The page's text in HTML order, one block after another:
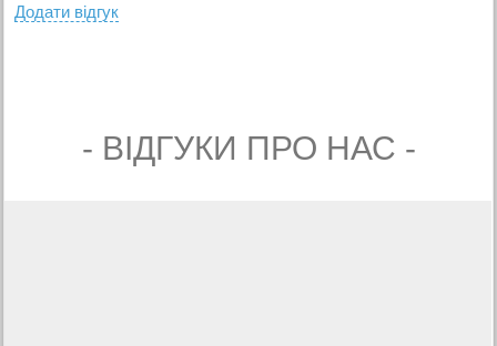
Додати вiдгук
- ВIДГУКИ ПРО НАС -